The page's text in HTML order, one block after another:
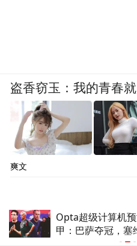
Opta超级计算机
甲：巴萨夺冠，塞
盗香窃玉：我的青春
爽文